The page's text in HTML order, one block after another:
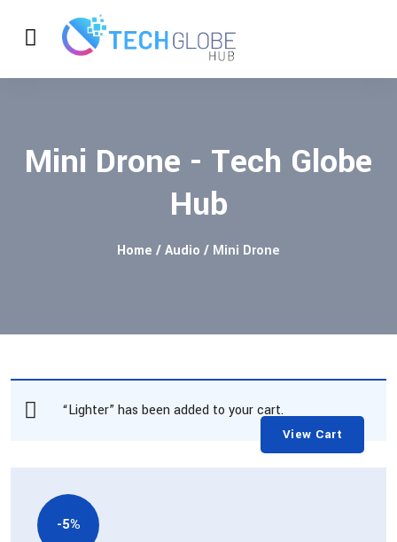
Mini Drone - Tech Globe
Hub
Home /Audio / Mini Drone
“Lighter” has been added to your cart.
View Cart
-5%